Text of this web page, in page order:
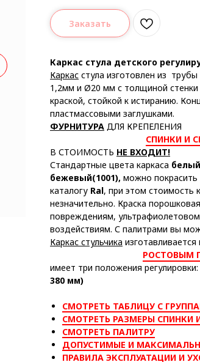
Заказать
Каркас стула детского
Каркас стула изготовлен из
1,2мм и Ø20 мм с толщиной
краской, стойкой к истиранию.
пластмассовыми заглушками.
ФУРНИТУРА ДЛЯ КРЕПЕЛЕНИЯ
СПИНКИ И
В СТОИМОСТЬ НЕ ВХОДИТ!
Стандартные цвета каркаса
бежевый(1001), можно покрасить
каталогу Ral, при этом стоимость
незначительно. Краска
повреждениям,
воздействиям. С палитрами вы
Каркас стульчика
РОСТОВЫМ
имеет три положения регулировки:
380 мм)
СМОТРЕТЬ ТАБЛИЦУ С
СМОТРЕТЬ РАЗМЕРЫ СПИНКИ
СМОТРЕТЬ ПАЛИТРУ
ДОПУСТИМЫЕ И
ПРАВИЛА ЭКСПЛУАТАЦИИ И